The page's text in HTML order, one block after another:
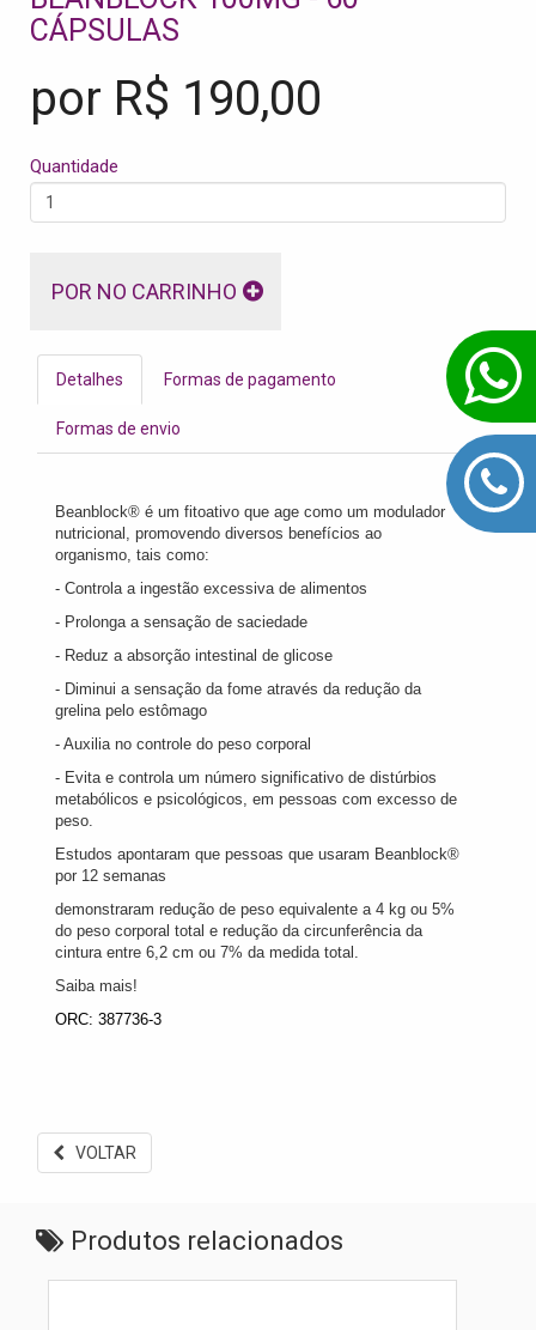
CÁPSULAS
por R$ 190,00
Quantidade
POR NO CARRINHO
Detalhes Formas de pagamento
Formas de envio
Beanblock® é um fitoativo que age como um modulador
nutricional, promovendo diversos benefícios ao
organismo, tais como:
- Controla a ingestão excessiva de alimentos
- Prolonga a sensação de saciedade
- Reduz a absorção intestinal de glicose
- Diminui a sensação da fome através da redução da
grelina pelo estômago
- Auxilia no controle do peso corporal
- Evita e controla um número significativo de distúrbios
metabólicos e psicológicos, em pessoas com excesso de
peso.
Estudos apontaram que pessoas que usaram Beanblock®
por 12 semanas
demonstraram redução de peso equivalente a 4 kg ou 5%
do peso corporal total e redução da circunferência da
cintura entre 6,2 cm ou 7% da medida total.
Saiba mais!
ORC: 387736-3
VOLTAR
Produtos relacionados